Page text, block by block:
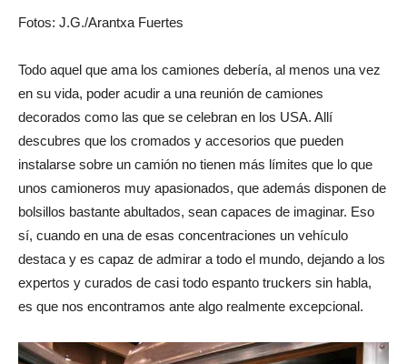
Fotos: J.G./Arantxa Fuertes
Todo aquel que ama los camiones debería, al menos una vez
en su vida, poder acudir a una reunión de camiones
decorados como las que se celebran en los USA. Allí
descubres que los cromados y accesorios que pueden
instalarse sobre un camión no tienen más límites que lo que
unos camioneros muy apasionados, que además disponen de
bolsillos bastante abultados, sean capaces de imaginar. Eso
sí, cuando en una de esas concentraciones un vehículo
destaca y es capaz de admirar a todo el mundo, dejando a los
expertos y curados de casi todo espanto truckers sin habla,
es que nos encontramos ante algo realmente excepcional.